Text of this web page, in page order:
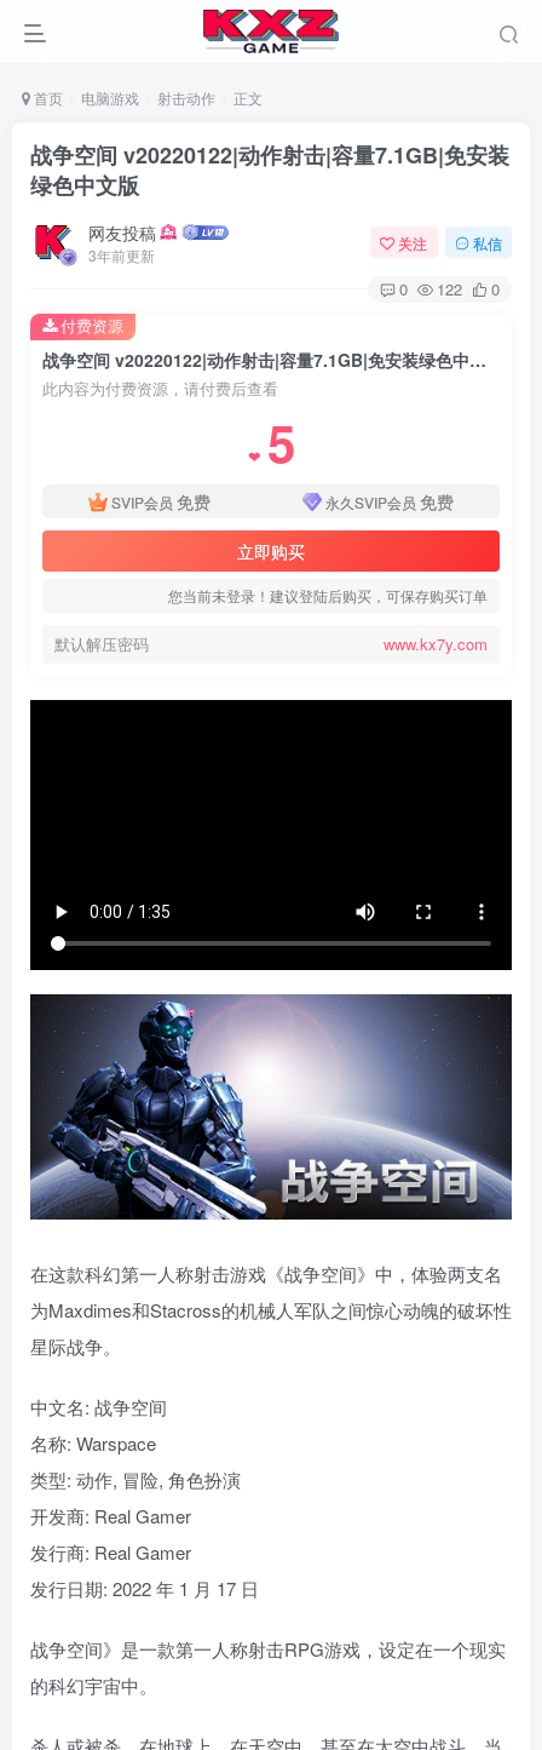
首页 电脑游戏 射击动作 正文
战争空间 v20220122|动作射击|容量7.1GB|免安装
绿色中文版
网友投稿
3年前更新
关注 私信
0 122 0
战争空间 v20220122|动作射击|容量7.1GB|免安装绿色中文版
此内容为付费资源，请付费后查看
❤ 5
SVIP会员 免费 永久SVIP会员 免费
立即购买
您当前未登录！建议登陆后购买，可保存购买订单
默认解压密码 www.kx7y.com
付费资源
在这款科幻第一人称射击游戏《战争空间》中，体验两支名
为Maxdimes和Stacross的机械人军队之间惊心动魄的破坏性
星际战争。
中文名: 战争空间
名称: Warspace
类型: 动作, 冒险, 角色扮演
开发商: Real Gamer
发行商: Real Gamer
发行日期: 2022 年 1 月 17 日
战争空间》是一款第一人称射击RPG游戏，设定在一个现实
的科幻宇宙中。